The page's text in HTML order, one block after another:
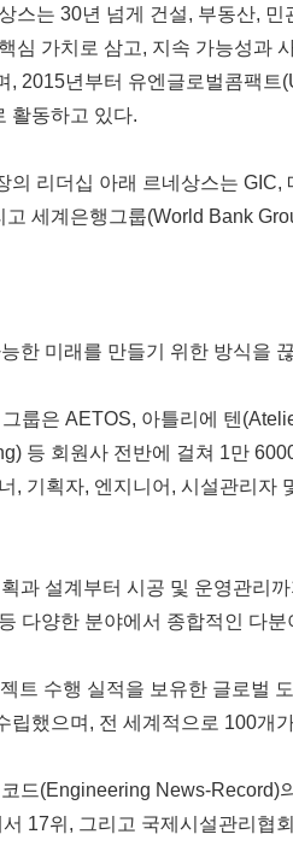
스는 30년 넘게 건설, 부동산,
심 가치로 삼고, 지속 가능성과
, 2015년부터 유엔글로벌콤팩
활동하고 있다.
의 리더십 아래 르네상스는
고 세계은행그룹(World Bank
한 미래를 만들기 위한 방식을
룹은 AETOS, 아틀리에 텐
등 회원사 전반에 걸쳐 1만
, 기획자, 엔지니어, 시설관리자
과 설계부터 시공 및 운영관리
다양한 분야에서 종합적인 다
트 수행 실적을 보유한 글로벌
립했으며, 전 세계적으로 100개
드(Engineering News-Record)
17위, 그리고 국제시설관리협